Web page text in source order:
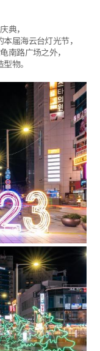
典，
届海云台灯光节，
南路广场之外，
物。